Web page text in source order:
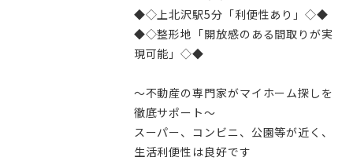
◆◇上北沢駅5分「利便性あり」◇◆
◆◇整形地「開放感のある間取りが実
現可能」◇◆
～不動産の専門家がマイホーム探しを
徹底サポート～
スーパー、コンビニ、公園等が近く、
生活利便性は良好です